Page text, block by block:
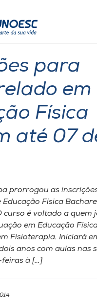
Estudante
para
em
Física
até 07
prorrogou as
Educação Física
curso é voltado a quem
em Educação
Fisioterapia. Iniciará
anos com aulas nas
à […]